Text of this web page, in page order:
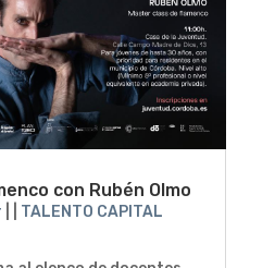
con Rubén Olmo
TALENTO CAPITAL